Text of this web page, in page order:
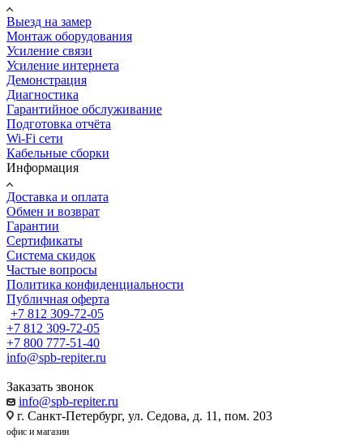
Выезд на замер
Монтаж оборудования
Усиление связи
Усиление интернета
Демонстрация
Диагностика
Гарантийное обслуживание
Подготовка отчёта
Wi-Fi сети
Кабельные сборки
Информация
Доставка и оплата
Обмен и возврат
Гарантии
Сертификаты
Система скидок
Частые вопросы
Политика конфиденциальности
Публичная оферта
+7 812 309-72-05
+7 812 309-72-05
+7 800 777-51-40
info@spb-repiter.ru
Заказать звонок
info@spb-repiter.ru
г. Санкт-Петербург, ул. Седова, д. 11, пом. 203
офис и магазин